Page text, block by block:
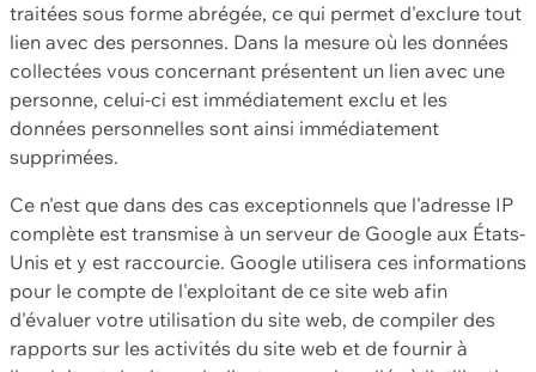
traitées sous forme abrégée, ce qui permet d'exclure tout
lien avec des personnes. Dans la mesure où les données
collectées vous concernant présentent un lien avec une
personne, celui-ci est immédiatement exclu et les
données personnelles sont ainsi immédiatement
supprimées.
Ce n'est que dans des cas exceptionnels que l'adresse IP
complète est transmise à un serveur de Google aux États-
Unis et y est raccourcie. Google utilisera ces informations
pour le compte de l'exploitant de ce site web afin
d'évaluer votre utilisation du site web, de compiler des
rapports sur les activités du site web et de fournir à